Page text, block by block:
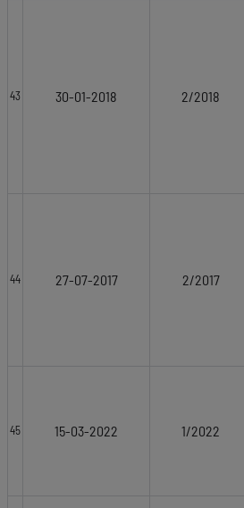
43 30-01-2018 2/2018
44 27-07-2017 2/2017
45 15-03-2022 1/2022